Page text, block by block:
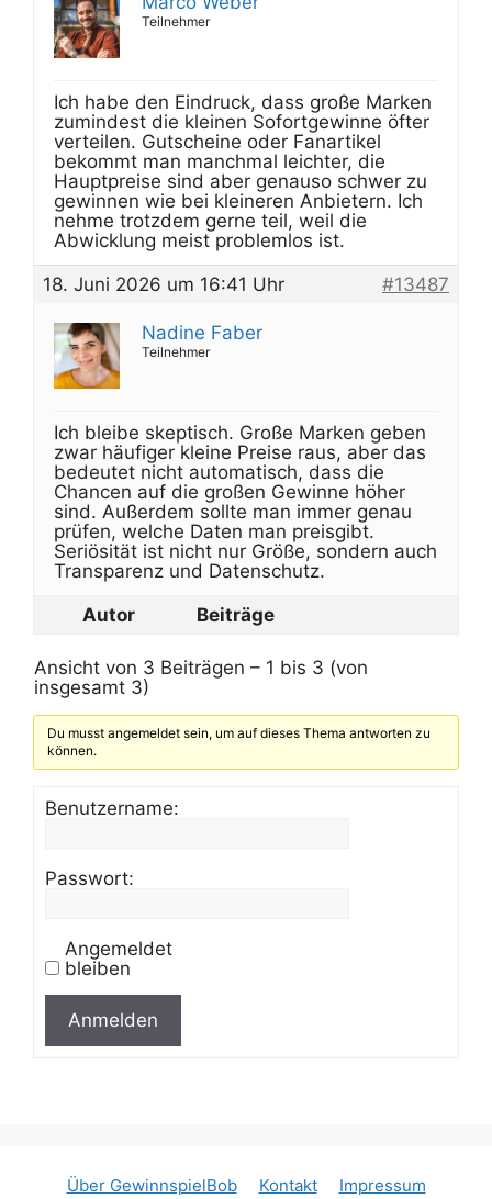
Teilnehmer
Ich habe den Eindruck, dass große Marken
zumindest die kleinen Sofortgewinne öfter
verteilen. Gutscheine oder Fanartikel
bekommt man manchmal leichter, die
Hauptpreise sind aber genauso schwer zu
gewinnen wie bei kleineren Anbietern. Ich
nehme trotzdem gerne teil, weil die
Abwicklung meist problemlos ist.
18. Juni 2026 um 16:41 Uhr
#13487
Nadine Faber
Teilnehmer
Ich bleibe skeptisch. Große Marken geben
zwar häufiger kleine Preise raus, aber das
bedeutet nicht automatisch, dass die
Chancen auf die großen Gewinne höher
sind. Außerdem sollte man immer genau
prüfen, welche Daten man preisgibt.
Seriösität ist nicht nur Größe, sondern auch
Transparenz und Datenschutz.
Autor
Beiträge
Ansicht von 3 Beiträgen – 1 bis 3 (von
insgesamt 3)
Du musst angemeldet sein, um auf dieses Thema antworten zu
können.
Benutzername:
Passwort:
Angemeldet
bleiben
Anmelden
Über GewinnspielBob Kontakt Impressum